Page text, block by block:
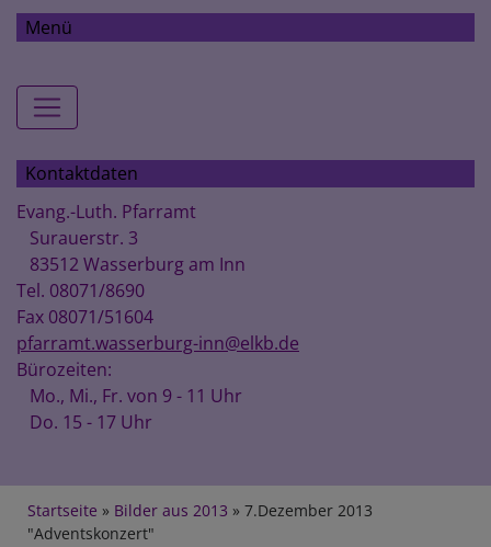
Menü
Hauptnavigation
Kontaktdaten
Evang.-Luth. Pfarramt
Surauerstr. 3
83512 Wasserburg am Inn
Tel. 08071/8690
Fax 08071/51604
pfarramt.wasserburg-inn@elkb.de
Bürozeiten:
Mo., Mi., Fr. von 9 - 11 Uhr
Do. 15 - 17 Uhr
Breadcrumb
Startseite Bilder aus 2013
7.Dezember 2013
"Adventskonzert"